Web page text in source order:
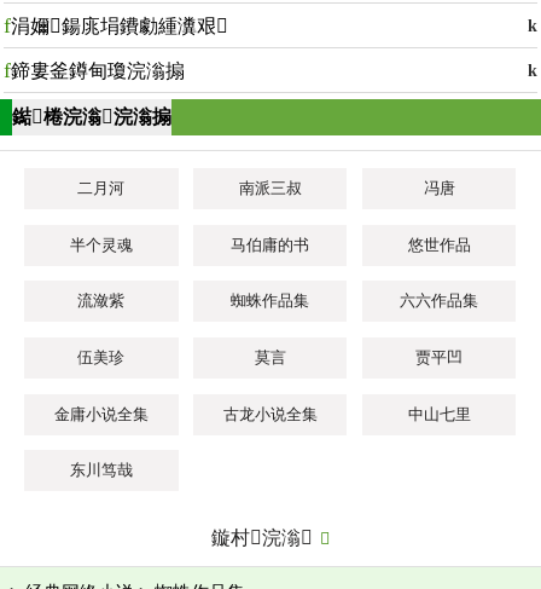
f涓嬭鍚庣埍鐨勮緟瀵艰 k
f鍗婁釜鐏甸瓊浣滃搧 k
鐑棬浣滃浣滃搧
二月河 南派三叔 冯唐
半个灵魂 马伯庸的书 悠世作品
流潋紫 蜘蛛作品集 六六作品集
伍美珍 莫言 贾平凹
金庸小说全集 古龙小说全集 中山七里
东川笃哉
鏇村浣滃 